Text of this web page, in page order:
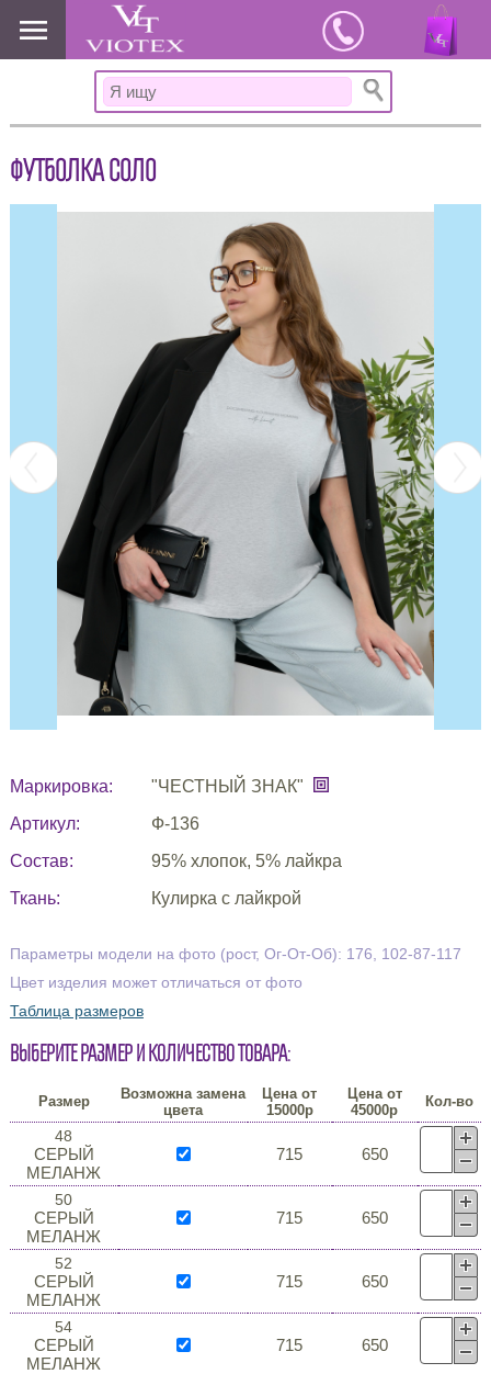
www.viotex37.ru
ФУТБОЛКА СОЛО
Маркировка:
"ЧЕСТНЫЙ ЗНАК"
Артикул:
Ф-136
Состав:
95% хлопок, 5% лайкра
Ткань:
Кулирка с лайкрой
Параметры модели на фото (рост, Ог-От-Об): 176, 102-87-117
Цвет изделия может отличаться от фото
Таблица размеров
Выберите размер и количество товара:
Размер
Возможна замена
цвета
Цена от
15000р
Цена от
45000р
Кол-во
48
СЕРЫЙ
МЕЛАНЖ
715 650
50
СЕРЫЙ
МЕЛАНЖ
715 650
52
СЕРЫЙ
МЕЛАНЖ
715 650
54
СЕРЫЙ
МЕЛАНЖ
715 650